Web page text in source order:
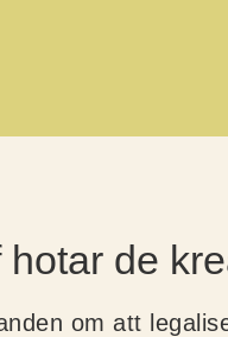
de
om att